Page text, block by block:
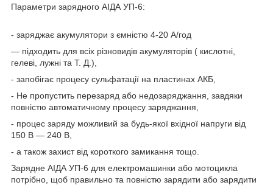
Параметри зарядного АІДА УП-6:
- заряджає акумулятори з ємністю 4-20 А/год
— підходить для всіх різновидів акумуляторів ( кислотні,
гелеві, лужні та Т. Д.),
- запобігає процесу сульфатації на пластинах АКБ,
- Не пропустить перезаряд або недозаряджання, завдяки
повністю автоматичному процесу заряджання,
- процес заряду можливий за будь-якої вхідної напруги від
150 В — 240 В,
- а також захист від короткого замикання тощо.
Зарядне АІДА УП-6 для електромашинки або мотоцикла
потрібно, щоб правильно та повністю зарядити або зарядити